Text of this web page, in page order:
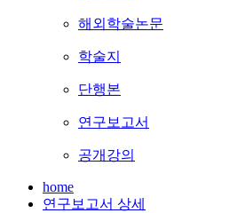
해외학술논문
학술지
단행본
연구보고서
공개강의
home
연구보고서 상세